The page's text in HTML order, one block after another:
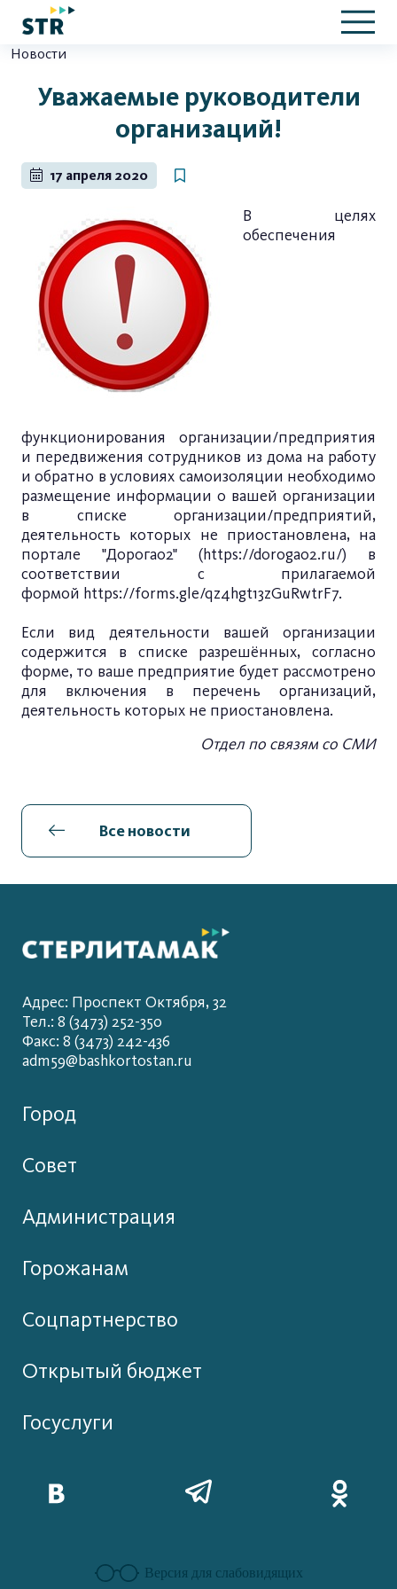
Новости
Уважаемые руководители
организаций!
17 апреля 2020
В целях
обеспечения
функционирования организации/предприятия
и передвижения сотрудников из дома на работу
и обратно в условиях самоизоляции необходимо
размещение информации о вашей организации
в списке организации/предприятий,
деятельность которых не приостановлена, на
портале "Дорога02" (https://doroga02.ru/) в
соответствии с прилагаемой
формой https://forms.gle/qz4hgt13zGuRwtrF7.
Если вид деятельности вашей организации
содержится в списке разрешённых, согласно
форме, то ваше предприятие будет рассмотрено
для включения в перечень организаций,
деятельность которых не приостановлена.
Отдел по связям со СМИ
Все новости
Адрес: Проспект Октября, 32
Тел.: 8 (3473) 252-350
Факс: 8 (3473) 242-436
adm59@bashkortostan.ru
Город
Совет
Администрация
Горожанам
Соцпартнерство
Открытый бюджет
Госуслуги
Версия для слабовидящих